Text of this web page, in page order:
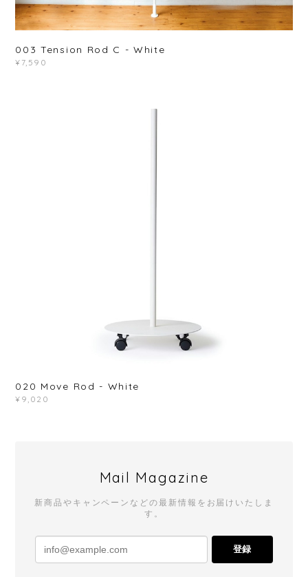
003 Tension Rod C - White
¥7,590
020 Move Rod - White
¥9,020
Mail Magazine
新商品やキャンペーンなどの最新情報をお届けいたしま
す。
登録